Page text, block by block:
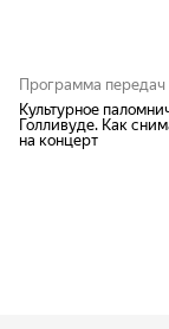
Программа передач
Культурное
Голливуде. Как
на концерт